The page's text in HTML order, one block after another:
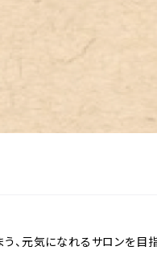
、元気になれるサロンを目